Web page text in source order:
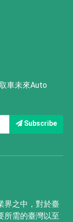
車未來Auto
Subscribe
界之中，對於臺
所需的臺灣以至